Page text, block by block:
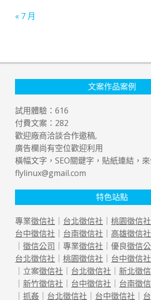
« 7 月
文案作品案例
試用體驗： 616
付費文案： 282
歡迎廠商洽談合作邀稿,
廣告欄尚有空位歡迎利用
橫幅文字，SEO關鍵字，貼紙連結，來
flylinux@gmail.com
特色站點
專業徵信社 ｜ 台北徵信社 ｜ 桃園徵信社
台中徵信社 ｜ 台南徵信社 ｜ 高雄徵信社
｜ 徵信公司 ｜專業徵信社 ｜優良徵信
台北徵信社 ｜ 桃園徵信社 ｜ 台中徵信社
｜立案徵信社 ｜ 台北徵信社 ｜ 新北徵
｜ 新竹徵信社 ｜ 台中徵信社 ｜ 台南徵
｜ 抓姦 ｜ 台北徵信社 ｜ 台中徵信社 ｜